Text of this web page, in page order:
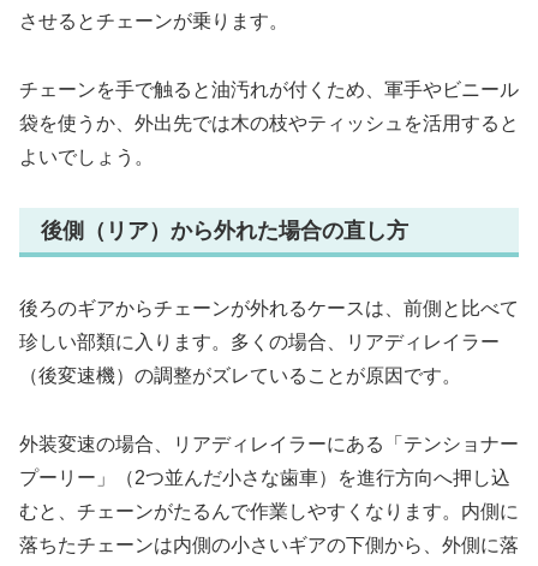
させるとチェーンが乗ります。
チェーンを手で触ると油汚れが付くため、軍手やビニール
袋を使うか、外出先では木の枝やティッシュを活用すると
よいでしょう。
後側（リア）から外れた場合の直し方
後ろのギアからチェーンが外れるケースは、前側と比べて
珍しい部類に入ります。多くの場合、リアディレイラー
（後変速機）の調整がズレていることが原因です。
外装変速の場合、リアディレイラーにある「テンショナー
プーリー」（2つ並んだ小さな歯車）を進行方向へ押し込
むと、チェーンがたるんで作業しやすくなります。内側に
落ちたチェーンは内側の小さいギアの下側から、外側に落